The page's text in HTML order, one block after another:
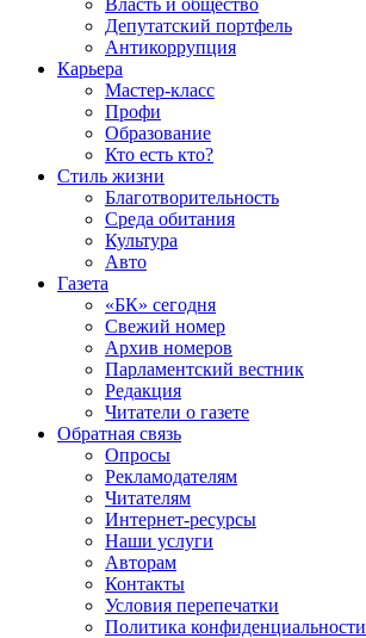
Власть и общество
Депутатский портфель
Антикоррупция
Карьера
Мастер-класс
Профи
Образование
Кто есть кто?
Стиль жизни
Благотворительность
Среда обитания
Культура
Авто
Газета
«БК» сегодня
Свежий номер
Архив номеров
Парламентский вестник
Редакция
Читатели о газете
Обратная связь
Опросы
Рекламодателям
Читателям
Интернет-ресурсы
Наши услуги
Авторам
Контакты
Условия перепечатки
Политика конфиденциальности